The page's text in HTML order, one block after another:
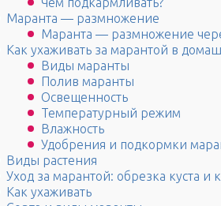
Маранта — размножение
Маранта — размножение
Как ухаживать за марантой в
Виды маранты
Полив маранты
Освещенность
Температурный режим
Влажность
Удобрения и подкормки
Виды растения
Уход за марантой: обрезка куста
Как ухаживать